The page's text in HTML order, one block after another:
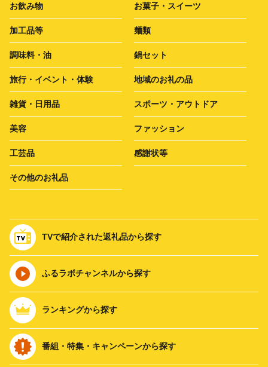
お飲み物 お菓子・スイーツ
加工品等 麺類
調味料・油 鍋セット
旅行・イベント・体験 地域のお礼の品
雑貨・日用品 スポーツ・アウトドア
美容 ファッション
工芸品 感謝状等
その他のお礼品
TVで紹介された返礼品から探す
ふるラボチャンネルから探す
ランキングから探す
番組・特集・キャンペーンから探す